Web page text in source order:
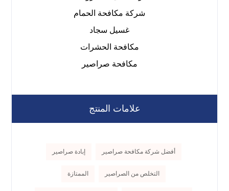
شركة مكافحة الحمام
غسيل سجاد
مكافحة الحشرات
مكافحة صراصير
علامات المنتج
أفضل شركة مكافحة صراصير إبادة صراصير
التخلص من الصراصير الممتازة